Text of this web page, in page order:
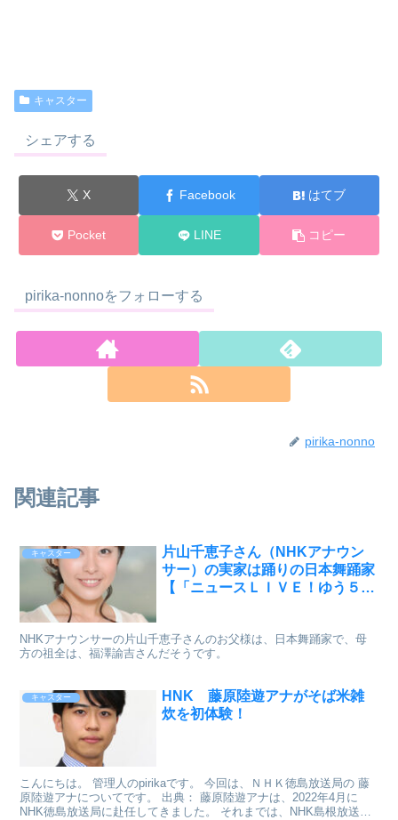
キャスター
シェアする
X Facebook はてブ
Pocket LINE コピー
pirika-nonnoをフォローする
pirika-nonno
関連記事
キャスター
片山千恵子さん（NHKアナウン
サー）の実家は踊りの日本舞踊家
【「ニュースＬＩＶＥ！ゆう５
NHKアナウンサーの片山千恵子さんのお父様は、日本舞踊家で、母
方の祖全は、福澤諭吉さんだそうです。
キャスター
HNK 藤原陸遊アナがそば米雑
炊を初体験！
こんにちは。 管理人のpirikaです。 今回は、ＮＨＫ徳島放送局の 藤
原陸遊アナについてです。 出典： 藤原陸遊アナは、2022年4月に
NHK徳島放送局に赴任してきました。 それまでは、NHK島根放送局